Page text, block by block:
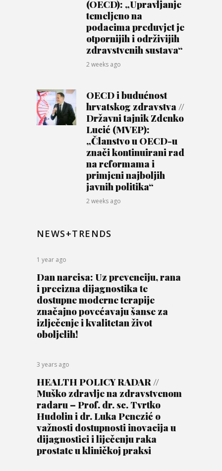
(OECD): „Upravljanje
temeljeno na
podacima preduvjet je
otpornijih i održivijih
zdravstvenih sustava“
2 weeks ago
OECD i budućnost
hrvatskog zdravstva //
Državni tajnik Zdenko
Lucić (MVEP):
„Članstvo u OECD-u
znači kontinuirani rad
na reformama i
primjeni najboljih
javnih politika“
2 weeks ago
NEWS+TRENDS
1 year ago
Dan narcisa: Uz prevenciju, rana
i precizna dijagnostika te
dostupne moderne terapije
značajno povećavaju šanse za
izlječenje i kvalitetan život
oboljelih!
3 years ago
HEALTH POLICY RADAR //
Muško zdravlje na zdravstvenom
radaru – Prof. dr. sc. Tvrtko
Hudolin i dr. Luka Penezić o
važnosti dostupnosti inovacija u
dijagnostici i liječenju raka
prostate u kliničkoj praksi